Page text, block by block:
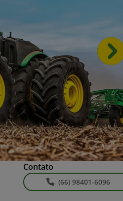
Contato
(66) 98401-6096